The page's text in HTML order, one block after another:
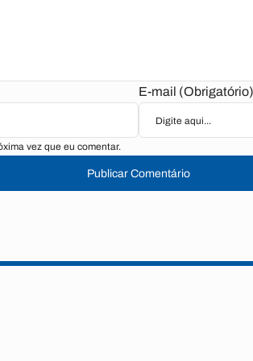
E-mail (Obrigatório)
vez que eu comentar.
Publicar Comentário